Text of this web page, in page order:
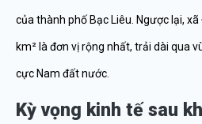
của thành phố Bạc Liêu. Ngược lại,
km² là đơn vị rộng nhất, trải dài qua
cực Nam đất nước.
Kỳ vọng kinh tế sau